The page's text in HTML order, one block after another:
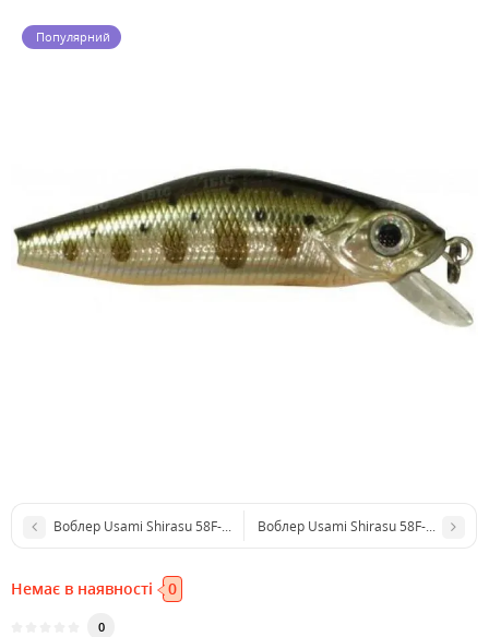
Популярний
Воблер Usami Shirasu 58F-SR 5.1 g #567 (0.8 m)Воблер Usami Shirasu 58F-SR 5.1 g
Немає в наявності 0
0